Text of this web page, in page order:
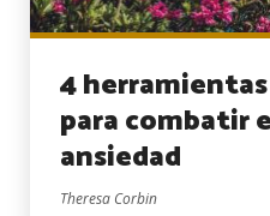
4
para combatir
ansiedad
Theresa Corbin